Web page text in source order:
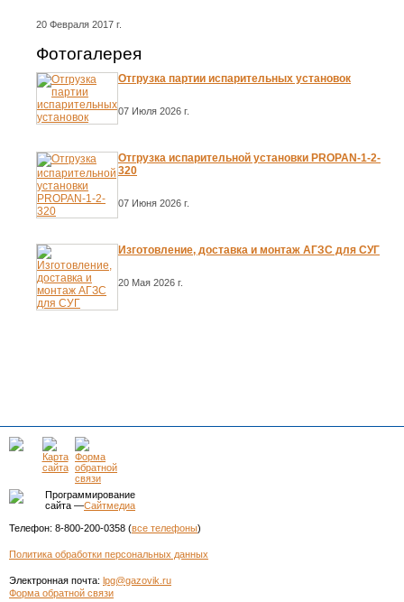
20 Февраля 2017 г.
Фотогалерея
Отгрузка партии испарительных установок
07 Июля 2026 г.
Отгрузка испарительной установки PROPAN-1-2-
320
07 Июня 2026 г.
Изготовление, доставка и монтаж АГЗС для СУГ
20 Мая 2026 г.
Программирование
сайта —Сайтмедиа
Телефон: 8-800-200-0358 (все телефоны)
Политика обработки персональных данных
Электронная почта: lpg@gazovik.ru
Форма обратной связи